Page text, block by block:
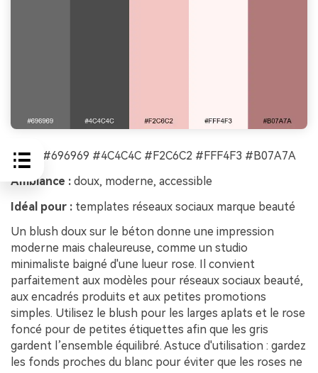
HEX :
#696969 #4C4C4C #F2C6C2 #FFF4F3 #B07A7A
Ambiance : doux, moderne, accessible
Idéal pour : templates réseaux sociaux marque beauté
Un blush doux sur le béton donne une impression
moderne mais chaleureuse, comme un studio
minimaliste baigné d'une lueur rose. Il convient
parfaitement aux modèles pour réseaux sociaux beauté,
aux encadrés produits et aux petites promotions
simples. Utilisez le blush pour les larges aplats et le rose
foncé pour de petites étiquettes afin que les gris
gardent l’ensemble équilibré. Astuce d'utilisation : gardez
les fonds proches du blanc pour éviter que les roses ne